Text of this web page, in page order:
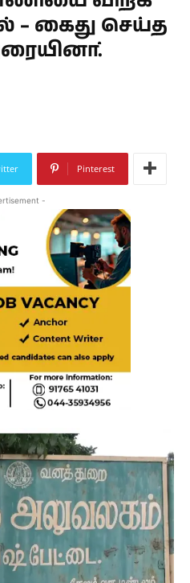
– கைது செய்த
Pinterest
-